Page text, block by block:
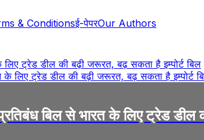
& Conditionsई-पेपरOur Authors
ट्रेड डील की बढ़ी जरूरत, बढ़ सकता है इम्पोर्ट बिल
बिल से भारत के लिए ट्रेड डील